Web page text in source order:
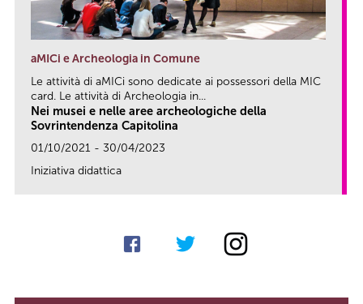
aMICi e Archeologia in Comune
Le attività di aMICi sono dedicate ai possessori della MIC
card. Le attività di Archeologia in...
Nei musei e nelle aree archeologiche della
Sovrintendenza Capitolina
01/10/2021 - 30/04/2023
Iniziativa didattica